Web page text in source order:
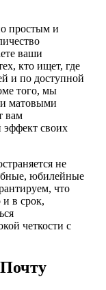
простым и
ваши
кто ищет, где
и по доступной
того, мы
матовыми
вам
эффект своих
не
юбилейные
что
и в срок,
четкости с